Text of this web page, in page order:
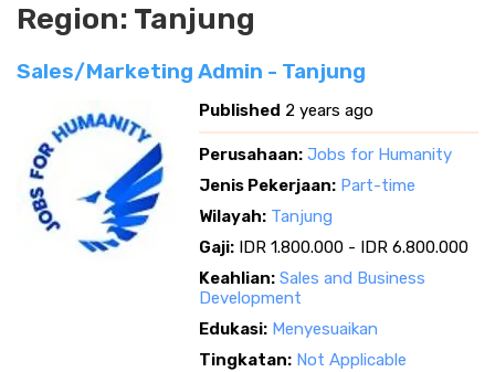
Region: Tanjung
Sales/Marketing Admin - Tanjung
Published 2 years ago
Perusahaan: Jobs for Humanity
Jenis Pekerjaan: Part-time
Wilayah: Tanjung
Gaji: IDR 1.800.000 - IDR 6.800.000
Keahlian: Sales and Business
Development
Edukasi: Menyesuaikan
Tingkatan: Not Applicable